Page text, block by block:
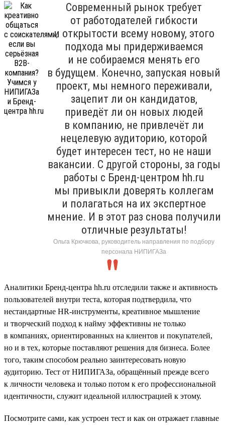
Современный рынок требует
от работодателей гибкости
и открытости всему новому, этого
подхода мы придерживаемся
и не собираемся менять его
в будущем. Конечно, запуская новый
проект, мы немного переживали,
зацепит ли он кандидатов,
приведёт ли он новых людей
в компанию, не привлечёт ли
нецелевую аудиторию, которой
будет интересен тест, но не наши
вакансии. С другой стороны, за годы
работы с Бренд-центром hh.ru
мы привыкли доверять коллегам
и полагаться на их экспертное
мнение. И в этот раз снова получили
отличные результаты!
Ольга Крючкова, руководитель направления по подбору
персонала НИПИГАЗа
Аналитики Бренд-центра hh.ru отследили также и активность
пользователей внутри теста, которая подтвердила, что
нестандартные HR-инструменты, креативное мышление
и творческий подход к найму эффективны не только
в компаниях, ориентированных на клиентов и покупателей,
но и в тех, которые поставляют решения для бизнеса. Более
того, таким способом реально заинтересовать новую
аудиторию. Тест от НИПИГАЗа, обращённый прежде всего
к личности человека и только потом к его профессиональной
идентичности, служит идеальной иллюстрацией к этому.
Посмотрите сами, как устроен тест и как он отражает главные